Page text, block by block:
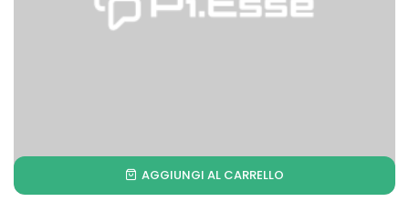
AGGIUNGI AL CARRELLO